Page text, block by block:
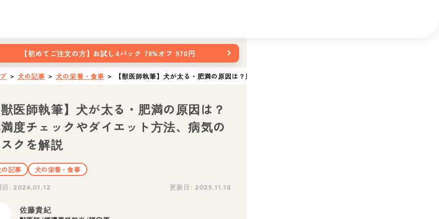
【初めてご注文の方】 お試し4パック 78%オフ 970円 ›
＞ 犬の記事 ＞ 犬の栄養・食事 ＞ 【獣医師執筆】犬が太る・肥満の原因は？肥満度チェックやダイエット方法、病気のリスクを解説
医師執筆】犬が太る・肥満の原因は？
度チェックやダイエット方法、病気の
クを解説
の記事
犬の栄養・食事
日:2024.01.12 更新日: 2025.11.18
佐藤貴紀